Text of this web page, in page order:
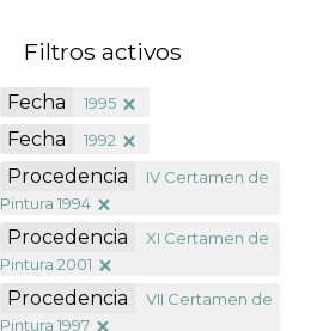
Filtros activos
Fecha 1995
Fecha 1992
Procedencia
IV Certamen de
Pintura 1994
Procedencia
XI Certamen de
Pintura 2001
Procedencia
VII Certamen de
Pintura 1997